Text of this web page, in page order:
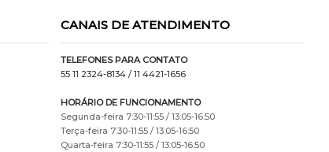
CANAIS DE ATENDIMENTO
TELEFONES PARA CONTATO
55 11 2324-8134 / 11 4421-1656
HORÁRIO DE FUNCIONAMENTO
Segunda-feira 7:30-11:55 / 13:05-16:50
Terça-feira 7:30-11:55 / 13:05-16:50
Quarta-feira 7:30-11:55 / 13:05-16:50